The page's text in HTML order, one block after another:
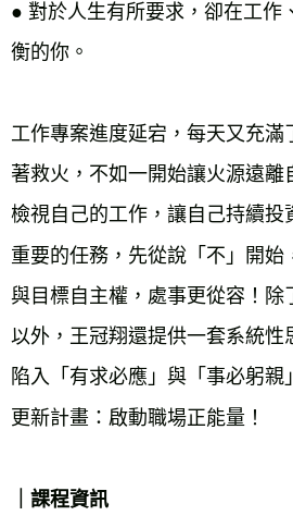
● 對於人生有所要求，卻在工作
工作專案進度延宕，每天又充滿
著救火，不如一開始讓火源遠離
檢視自己的工作，讓自己持續投
重要的任務，先從說「不」開始
與目標自主權，處事更從容！除
以外，王冠翔還提供一套系統性
陷入「有求必應」與「事必躬親
｜課程資訊